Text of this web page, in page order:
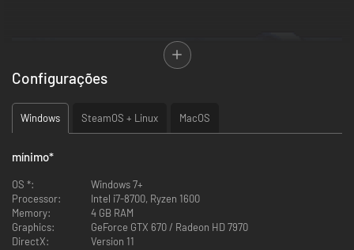
BARALHOS E SANGUINOLÊNCIA
Configurações
Windows SteamOS + Linux MacOS
mínimo*
OS *:
Windows 7+
Processor:
Intel i7-8700, Ryzen 1600
Memory:
4 GB RAM
Graphics:
GeForce GTX 670 / Radeon HD 7970
DirectX:
Version 11